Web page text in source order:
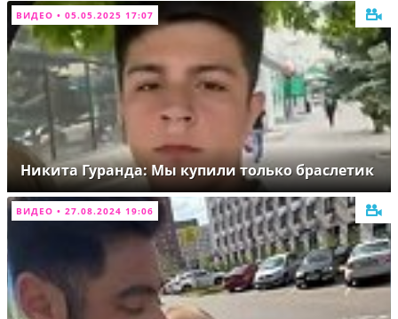
ВИДЕО • 05.05.2025 17:07
Никита Гуранда: Мы купили только браслетик
ВИДЕО • 27.08.2024 19:06